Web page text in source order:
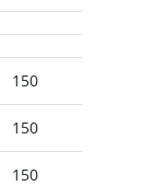
150
150
150